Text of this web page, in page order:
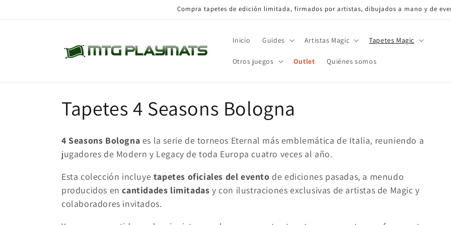
Compra tapetes de edición limitada, firmados por artistas, dibujados a mano y de
Inicio Guides Artistas Magic Tapetes Magic
Otros juegos Outlet Quiénes somos
C
o
l
e
c
Tapetes 4 Seasons Bologna
4 Seasons Bologna es la serie de torneos Eternal más emblemática de Italia, reuniendo a
jugadores de Modern y Legacy de toda Europa cuatro veces al año.
Esta colección incluye tapetes oficiales del evento de ediciones pasadas, a menudo
producidos encantidades limitadas y con ilustraciones exclusivas de artistas de Magic y
colaboradores invitados.